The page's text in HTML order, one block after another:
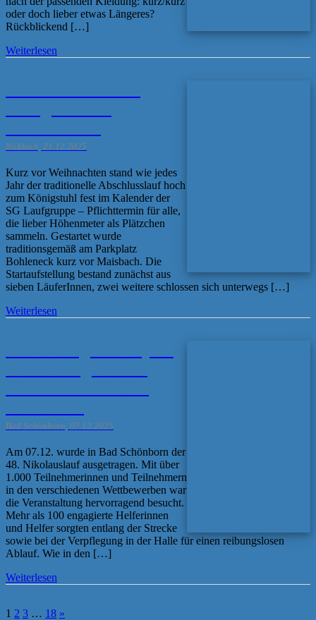
oder doch lieber etwas Längeres?
Rückblickend […]
Weiterlesen
Nußloch, 21.12.2025
Kurz vor Weihnachten stand wie jedes
Jahr der traditionelle Abschlusslauf hoch
zum Königstuhl fest im Kalender der
SG Laufgruppe – Pflichttermin für alle,
die lieber Höhenmeter als Plätzchen
sammeln. Gestartet wurde
traditionsgemäß am Parkplatz
Bohleneck kurz vor Maisbach. Die
Startaufstellung bestand zunächst aus
sieben LäuferInnen, zwei weitere schlossen sich unterwegs […]
Weiterlesen
Bad Schönborn, 07.12.2025
Am 07.12. wurde in Bad Schönborn der
48. Nikolauslauf ausgetragen. Mit über
1.000 Teilnehmerinnen und Teilnehmern
in den verschiedenen Wettbewerben war
die Veranstaltung hervorragend besucht.
Mehr als 100 engagierte Helferinnen
und Helfer sorgten entlang der Strecke
sowie bei der Verpflegung in der Halle für einen reibungslosen
Ablauf. Wie in den […]
Weiterlesen
1 2 3 … 18 »